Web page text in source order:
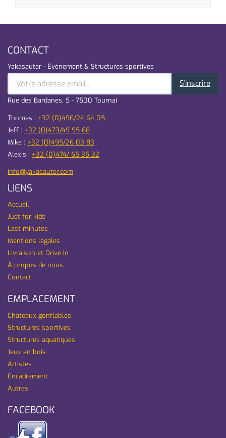
CONTACT
Yakasauter - Évènement & Structures sportives
S'inscrire
Rue des Bardanes, 5 - 7500 Tournai
Thomas : +32 (0)496/24 64 05
Jeff : +32 (0)473/49 95 68
Mike : +32 (0)495/26 03 83
Alexis : +32 (0)474/ 65 35 32
info@yakasauter.com
LIENS
Accueil
Just for kids
Last minutes
Mentions légales
Livraison et Drive In
À propos de nous
Contact
EMPLACEMENT
Châteaux gonflables
Structures sportives
Structures aquatiques
Jeux en bois
Artistes
Encadrement
Autres
FACEBOOK